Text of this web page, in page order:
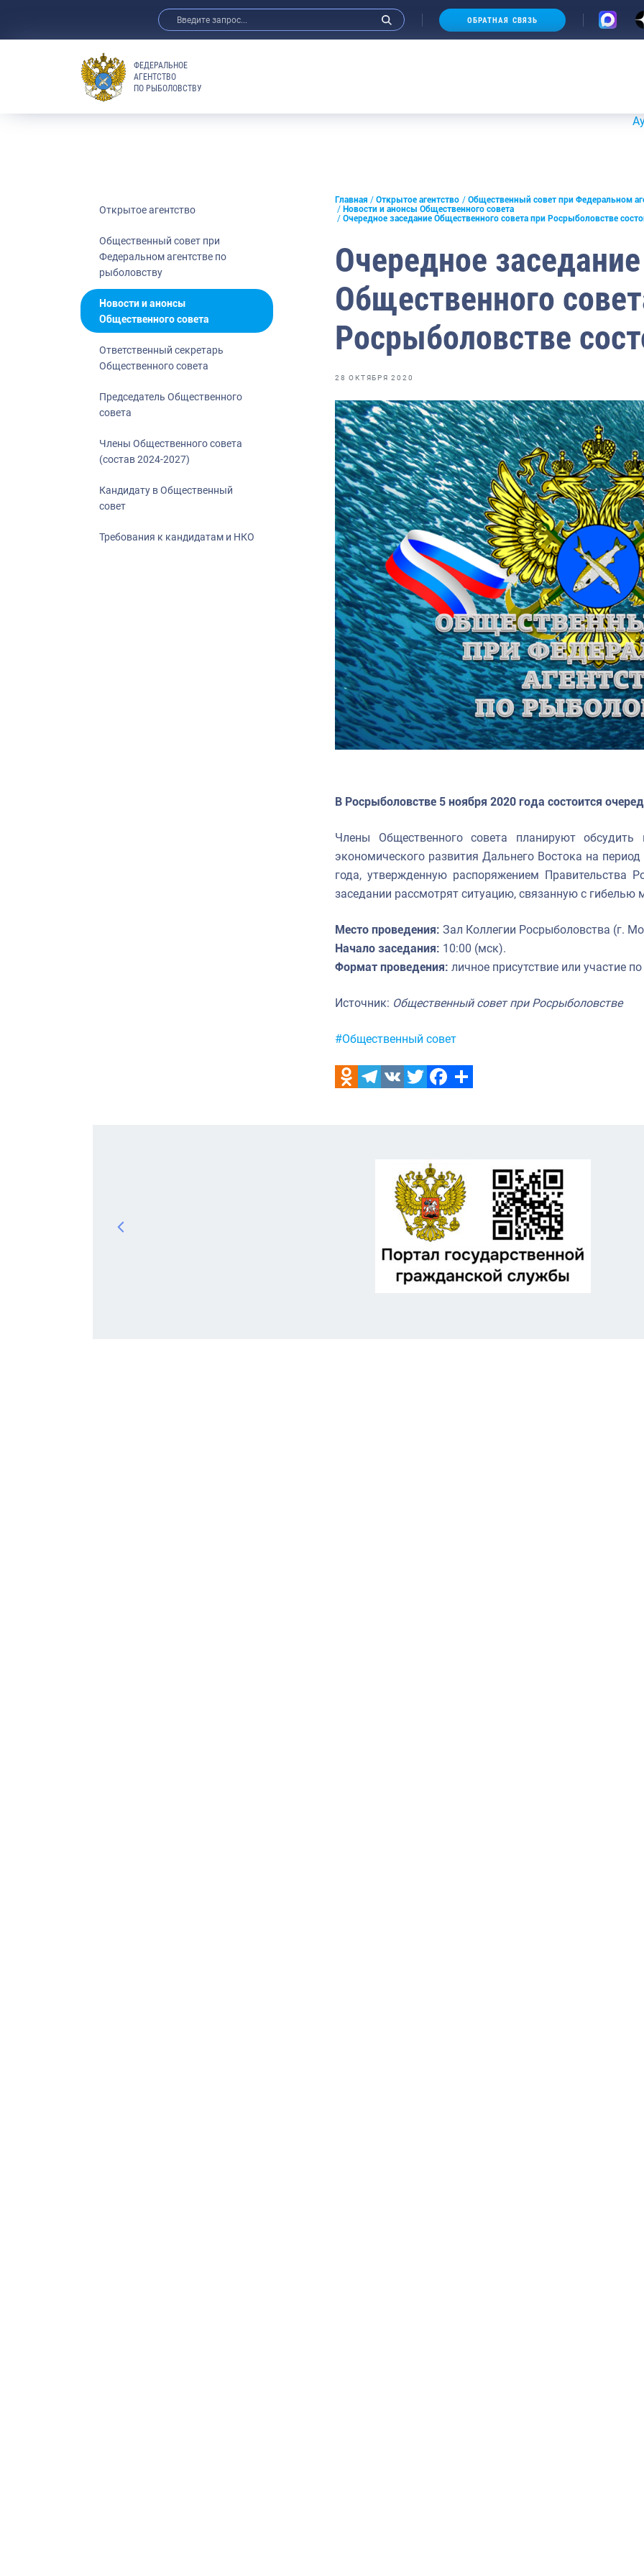
Реализация Концепции открытости
Ответственный секретарь
Кандидату в Общественный совет
Интернет-конференции
Публичная декларация целей и задач
Молодежный совет Росрыболовства
ОБРАТНАЯ СВЯЗЬ
ФЕДЕРАЛЬНОЕ
АГЕНТСТВО
ПО РЫБОЛОВСТВУ
Аукционы
Открытое агентство
Общественный совет при
Федеральном агентстве по
рыболовству
Новости и анонсы
Общественного совета
Ответственный секретарь
Общественного совета
Председатель Общественного
совета
Члены Общественного совета
(состав 2024-2027)
Кандидату в Общественный
совет
Требования к кандидатам и НКО
Главная Открытое агентство
Общественный совет при Федеральном
Новости и анонсы Общественного совета
Очередное заседание Общественного совета при Росрыболовстве
Очередное заседание
Общественного
Росрыболовстве
28 ОКТЯБРЯ 2020
В Росрыболовстве 5 ноября 2020 года состоится
Члены Общественного совета планируют обсудить
экономического развития Дальнего Востока на
года, утвержденную распоряжением Правительства
заседании рассмотрят ситуацию, связанную с
Место проведения: Зал Коллегии Росрыболовства (г.
Начало заседания: 10:00 (мск).
Формат проведения: личное присутствие или участие
Источник: Общественный совет при Росрыболовстве
Метки:
#Общественный совет